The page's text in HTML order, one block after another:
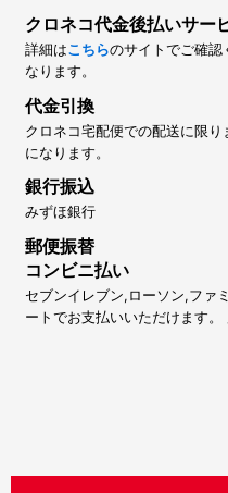
クロネコ代金後払いサー
詳細はこちらのサイトでご確
なります。
代金引換
クロネコ宅配便での配送に限
になります。
銀行振込
みずほ銀行
郵便振替
コンビニ払い
セブンイレブン,ローソン,ファ
ートでお支払いいただけます。